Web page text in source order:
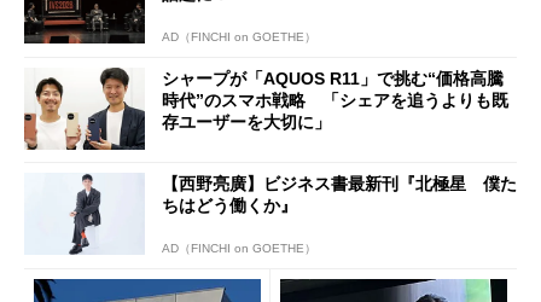
AD（FINCHI on GOETHE）
シャープが「AQUOS R11」で挑む“価格高騰
時代”のスマホ戦略 「シェアを追うよりも既
存ユーザーを大切に」
【西野亮廣】ビジネス書最新刊『北極星 僕た
ちはどう働くか』
AD（FINCHI on GOETHE）